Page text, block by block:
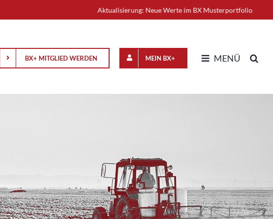
Aktualisierung: Neue Werte im BX Musterportfolio +++
BX+ MITGLIED WERDEN MEIN BX+ MENÜ
BASF: Konzernumbau trägt Früchte
R&S Group: Operativ unter Strom,
an der Börse im Leerlauf